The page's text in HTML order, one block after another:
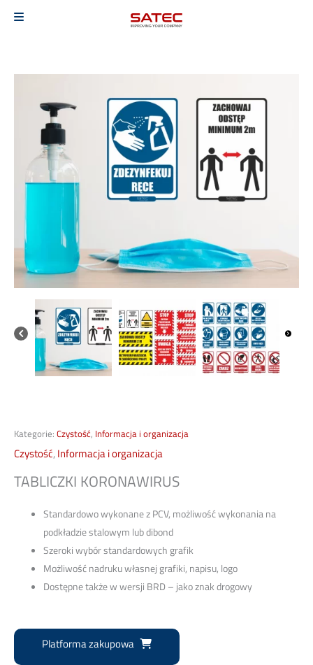
Kategorie: Czystość, Informacja i organizacja
Czystość,Informacja i organizacja
TABLICZKI KORONAWIRUS
Standardowo wykonane z PCV, możliwość wykonania na
podkładzie stalowym lub dibond
Szeroki wybór standardowych grafik
Możliwość nadruku własnej grafiki, napisu, logo
Dostępne także w wersji BRD – jako znak drogowy
Platforma zakupowa